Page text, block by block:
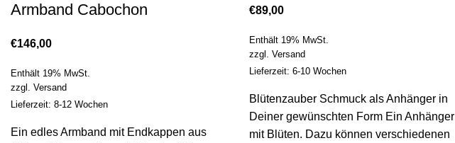
Armband Cabochon
€146,00
Enthält 19% MwSt.
zzgl. Versand
Lieferzeit: 8-12 Wochen
Ein edles Armband mit Endkappen aus
€89,00
Enthält 19% MwSt.
zzgl. Versand
Lieferzeit: 6-10 Wochen
Blütenzauber Schmuck als Anhänger in
Deiner gewünschten Form Ein Anhänger
mit Blüten. Dazu können verschiedenen